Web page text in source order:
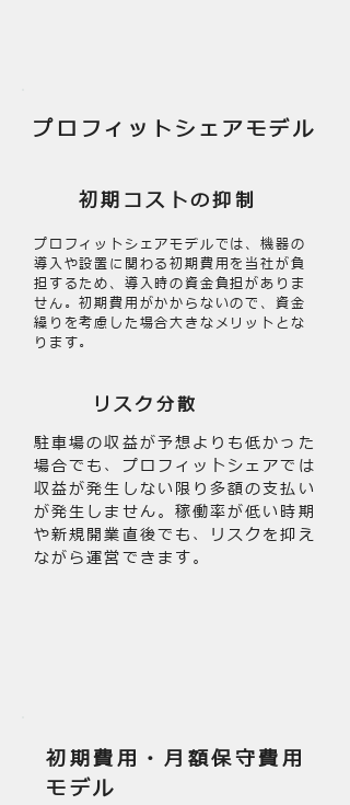
プロフィットシェアモデル
初期コストの抑制
プロフィットシェアモデルでは、機器の
導入や設置に関わる初期費用を当社が負
担するため、導入時の資金負担がありま
せん。初期費用がかからないので、資金
繰りを考慮した場合大きなメリットとな
ります。
リスク分散
駐車場の収益が予想よりも低かった
場合でも、プロフィットシェアでは
収益が発生しない限り多額の支払い
が発生しません。稼働率が低い時期
や新規開業直後でも、リスクを抑え
ながら運営できます。
初期費用・月額保守費用
モデル